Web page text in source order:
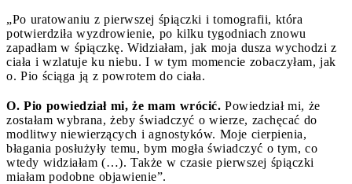
„Po uratowaniu z pierwszej śpiączki i tomografii, która
potwierdziła wyzdrowienie, po kilku tygodniach znowu
zapadłam w śpiączkę. Widziałam, jak moja dusza wychodzi z
ciała i wzlatuje ku niebu. I w tym momencie zobaczyłam, jak
o. Pio ściąga ją z powrotem do ciała.
O. Pio powiedział mi, że mam wrócić. Powiedział mi, że
zostałam wybrana, żeby świadczyć o wierze, zachęcać do
modlitwy niewierzących i agnostyków. Moje cierpienia,
błagania posłużyły temu, bym mogła świadczyć o tym, co
wtedy widziałam (…). Także w czasie pierwszej śpiączki
miałam podobne objawienie”.